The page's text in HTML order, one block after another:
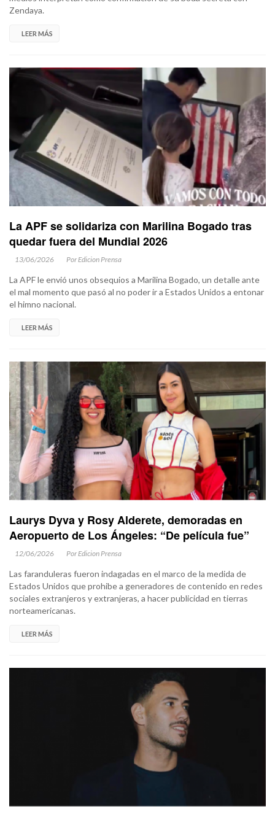
Zendaya.
LEER MÁS
La APF se solidariza con Marilina Bogado tras
quedar fuera del Mundial 2026
13/06/2026 Por Edicion Prensa
La APF le envió unos obsequios a Marilina Bogado, un detalle ante
el mal momento que pasó al no poder ir a Estados Unidos a entonar
el himno nacional.
LEER MÁS
Laurys Dyva y Rosy Alderete, demoradas en
Aeropuerto de Los Ángeles: “De película fue”
12/06/2026 Por Edicion Prensa
Las faranduleras fueron indagadas en el marco de la medida de
Estados Unidos que prohibe a generadores de contenido en redes
sociales extranjeros y extranjeras, a hacer publicidad en tierras
norteamericanas.
LEER MÁS